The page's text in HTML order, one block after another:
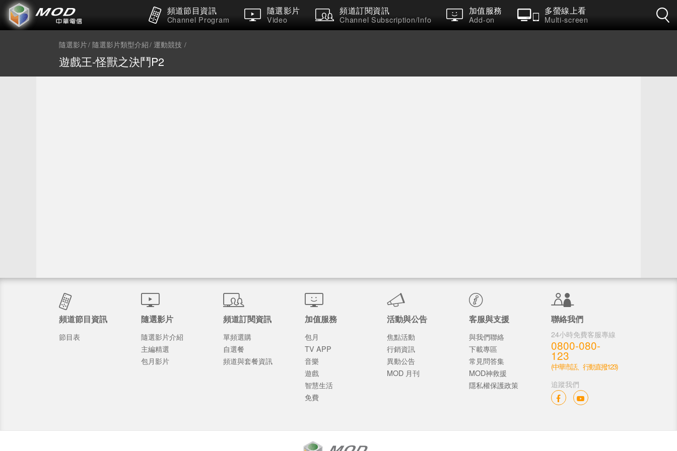
頻道節目資訊
Channel Program
隨選影片
Video
頻道訂閱資訊
Channel Subscription/Info
加值服務
Add-on
多螢線上看
Multi-screen
隨選影片 隨選影片類型介紹 運動競技
遊戲王-怪獸之決鬥P2
頻道節目資訊
節目表
隨選影片
隨選影片介紹
主編精選
包月影片
頻道訂閱資訊
單頻選購
自選餐
頻道與套餐資訊
加值服務
包月
TV APP
音樂
遊戲
智慧生活
免費
活動與公告
焦點活動
行銷資訊
異動公告
MOD 月刊
客服與支援
與我們聯絡
下載專區
常見問答集
MOD神救援
隱私權保護政策
聯絡我們
24小時免費客服專線
0800-080-
123
(中華市話、行動直撥123)
追蹤我們